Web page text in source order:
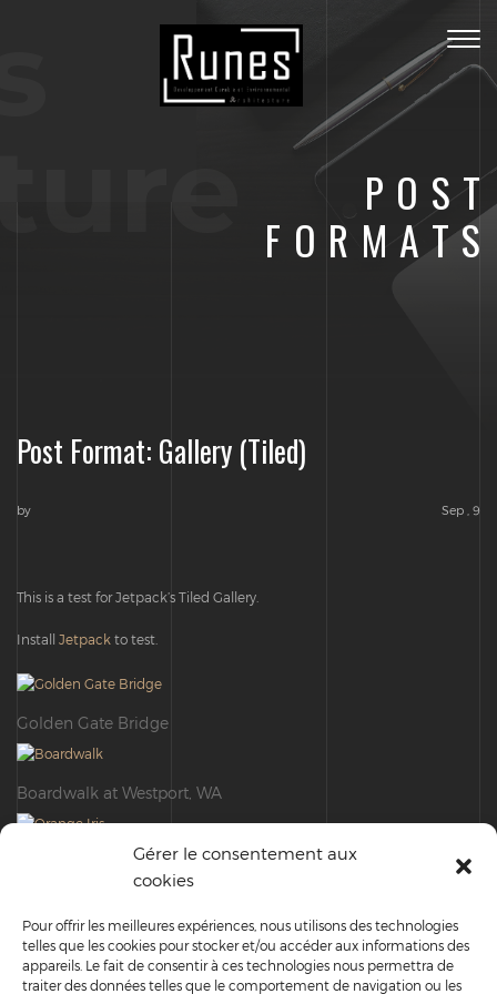
Gérer le consentement aux
cookies
Pour offrir les meilleures expériences, nous utilisons des technologies
telles que les cookies pour stocker et/ou accéder aux informations des
appareils. Le fait de consentir à ces technologies nous permettra de
traiter des données telles que le comportement de navigation ou les
POST
FORMATS
Post Format: Gallery (Tiled)
by Sep , 9
This is a test for Jetpack’s Tiled Gallery.
Install Jetpack to test.
Golden Gate Bridge
Boardwalk at Westport, WA
Boats and reflections, Royal Perth Yacht Club